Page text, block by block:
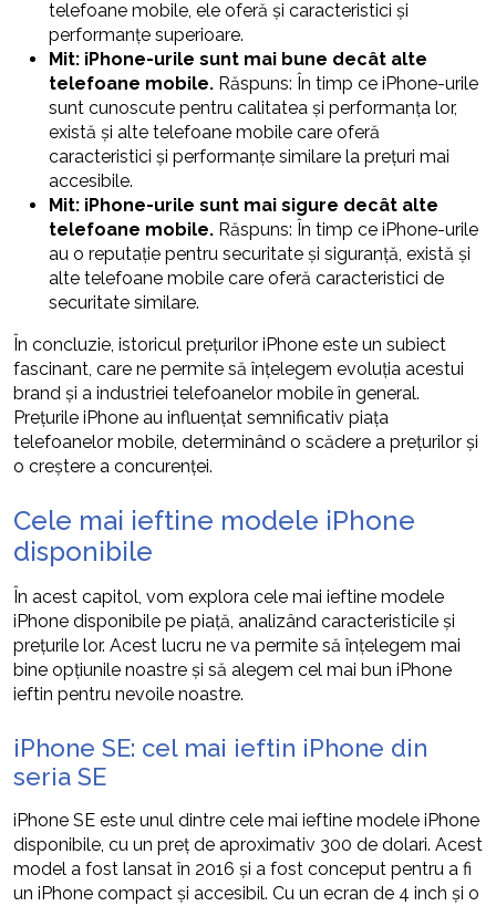
telefoane mobile, ele oferă și caracteristici și
performanțe superioare.
Mit: iPhone-urile sunt mai bune decât alte
telefoane mobile. Răspuns: În timp ce iPhone-urile
sunt cunoscute pentru calitatea și performanța lor,
există și alte telefoane mobile care oferă
caracteristici și performanțe similare la prețuri mai
accesibile.
Mit: iPhone-urile sunt mai sigure decât alte
telefoane mobile. Răspuns: În timp ce iPhone-urile
au o reputație pentru securitate și siguranță, există și
alte telefoane mobile care oferă caracteristici de
securitate similare.
În concluzie, istoricul prețurilor iPhone este un subiect
fascinant, care ne permite să înțelegem evoluția acestui
brand și a industriei telefoanelor mobile în general.
Prețurile iPhone au influențat semnificativ piața
telefoanelor mobile, determinând o scădere a prețurilor și
o creștere a concurenței.
Cele mai ieftine modele iPhone
disponibile
În acest capitol, vom explora cele mai ieftine modele
iPhone disponibile pe piață, analizând caracteristicile și
prețurile lor. Acest lucru ne va permite să înțelegem mai
bine opțiunile noastre și să alegem cel mai bun iPhone
ieftin pentru nevoile noastre.
iPhone SE: cel mai ieftin iPhone din
seria SE
iPhone SE este unul dintre cele mai ieftine modele iPhone
disponibile, cu un preț de aproximativ 300 de dolari. Acest
model a fost lansat în 2016 și a fost conceput pentru a fi
un iPhone compact și accesibil. Cu un ecran de 4 inch și o